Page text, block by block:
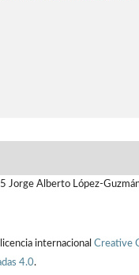
Jorge Alberto López-
internacional Creative
4.0.